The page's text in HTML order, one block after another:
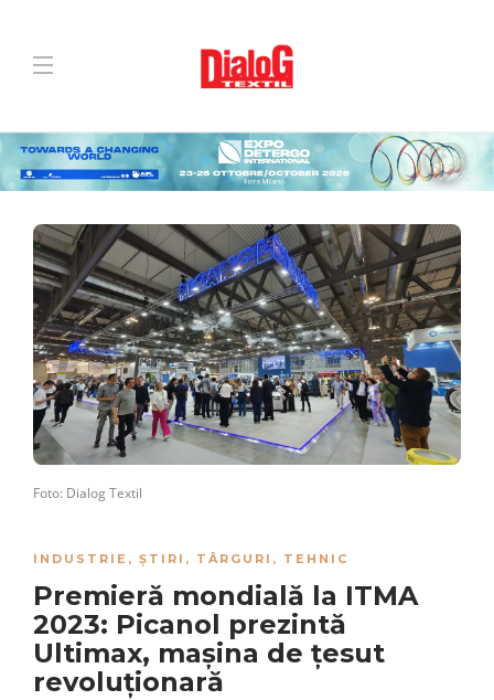
Foto: Dialog Textil
INDUSTRIE , ȘTIRI , TÂRGURI , TEHNIC
Premieră mondială la ITMA
2023: Picanol prezintă
Ultimax, mașina de țesut
revoluționară